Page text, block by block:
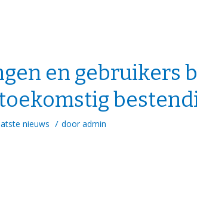
en gebruikers
nieuws / door admin